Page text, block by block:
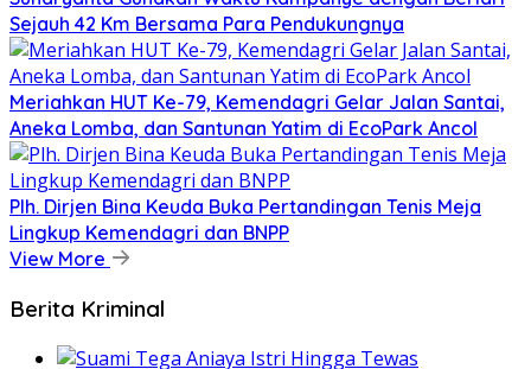
Sejauh 42 Km Bersama Para Pendukungnya
Meriahkan HUT Ke-79, Kemendagri Gelar Jalan Santai,
Aneka Lomba, dan Santunan Yatim di EcoPark Ancol
Plh. Dirjen Bina Keuda Buka Pertandingan Tenis Meja
Lingkup Kemendagri dan BNPP
View More
Berita Kriminal